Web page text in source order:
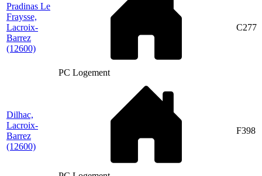
Pradinas Le
Fraysse,
Lacroix-
Barrez
(12600)
PC Logement
C277
Dilhac,
Lacroix-
Barrez
(12600)
F398